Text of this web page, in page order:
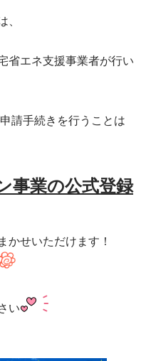
省エネ支援事業者が行い
請手続きを行うことは
事業の公式登録
かせいただけます！
い